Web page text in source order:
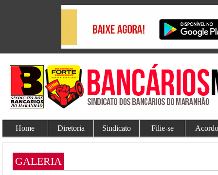
Home Diretoria Sindicato Filie-se
GALERIA